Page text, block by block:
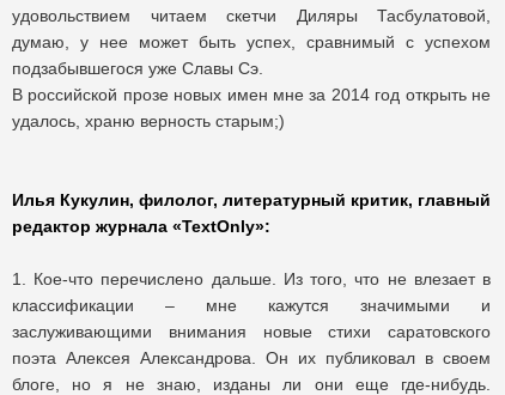
удовольствием читаем скетчи Диляры Тасбулатовой,
думаю, у нее может быть успех, сравнимый с успехом
подзабывшегося уже Славы Сэ.
В российской прозе новых имен мне за 2014 год открыть не
удалось, храню верность старым;)
Илья Кукулин, филолог, литературный критик, главный
редактор журнала «TextOnly»:
1. Кое-что перечислено дальше. Из того, что не влезает в
классификации – мне кажутся значимыми и
заслуживающими внимания новые стихи саратовского
поэта Алексея Александрова. Он их публиковал в своем
блоге, но я не знаю, изданы ли они еще где-нибудь.